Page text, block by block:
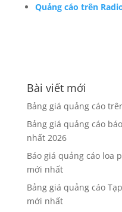
Quảng cáo trên
Bài viết mới
Bảng giá quảng cáo
Bảng giá quảng cáo
nhất 2026
Báo giá quảng cáo loa
mới nhất
Bảng giá quảng cáo
mới nhất